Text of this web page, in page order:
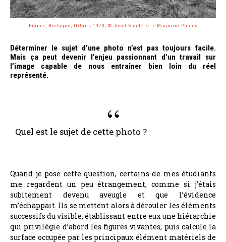
France, Bretagne, Gitans 1973, © Josef Koudelka / Magnum Photos
Déterminer le sujet d’une photo n’est pas toujours facile.
Mais ça peut devenir l’enjeu passionnant d’un travail sur
l’image capable de nous entraîner bien loin du réel
représenté.
Quel est le sujet de cette photo ?
Quand je pose cette question, certains de mes étudiants
me regardent un peu étrangement, comme si j’étais
subitement devenu aveugle et que l’évidence
m’échappait. Ils se mettent alors à dérouler les éléments
successifs du visible, établissant entre eux une hiérarchie
qui privilégie d’abord les figures vivantes, puis calcule la
surface occupée par les principaux élément matériels de